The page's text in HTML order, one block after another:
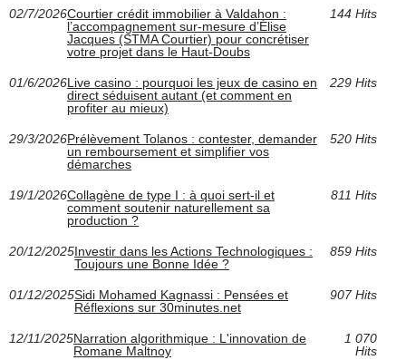
02/7/2026Courtier crédit immobilier à Valdahon :
l’accompagnement sur-mesure d’Élise
Jacques (STMA Courtier) pour concrétiser
votre projet dans le Haut-Doubs
144 Hits
01/6/2026Live casino : pourquoi les jeux de casino en
direct séduisent autant (et comment en
profiter au mieux)
229 Hits
29/3/2026Prélèvement Tolanos : contester, demander
un remboursement et simplifier vos
démarches
520 Hits
19/1/2026Collagène de type I : à quoi sert-il et
comment soutenir naturellement sa
production ?
811 Hits
20/12/2025Investir dans les Actions Technologiques :
Toujours une Bonne Idée ?
859 Hits
01/12/2025Sidi Mohamed Kagnassi : Pensées et
Réflexions sur 30minutes.net
907 Hits
12/11/2025Narration algorithmique : L'innovation de
Romane Maltnoy
1 070
Hits